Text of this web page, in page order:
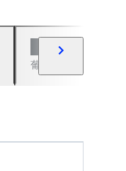
葡萄酒與烈酒